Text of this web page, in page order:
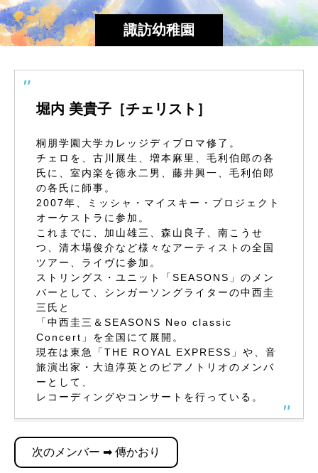
諏訪幼稚園
堀内 美貴子［チェリスト］
桐朋学園大学カレッジディプロマ修了。
チェロを、古川展生、増本麻里、毛利伯郎の各
氏に、室内楽を徳永二男、藤井興一、毛利伯郎
の各氏に師事。
2007年、ミッシャ・マイスキー・プロジェクト
オーケストラに参加。
これまでに、加山雄三、森山良子、南こうせ
つ、清木場俊介など様々なアーティストの全国
ツアー、ライヴに参加。
ストリングス・ユニット「SEASONS」のメン
バーとして、シンガーソングライターの中西圭
三氏と
「中西圭三＆SEASONS Neo classic
Concert」を全国にて展開。
現在は東急「THE ROYAL EXPRESS」や、音
旅演出家・大迫淳英とのピアノトリオのメンバ
ーとして、
レコーディングやコンサートを行っている。
次のメンバー ➡ 傳かおり